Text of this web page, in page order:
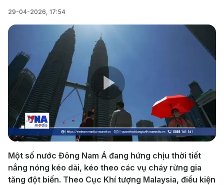
29-04-2026, 17:54
Play
Video
Một số nước Đông Nam Á đang hứng chịu thời tiết
nắng nóng kéo dài, kéo theo các vụ cháy rừng gia
tăng đột biến. Theo Cục Khí tượng Malaysia, điều kiện